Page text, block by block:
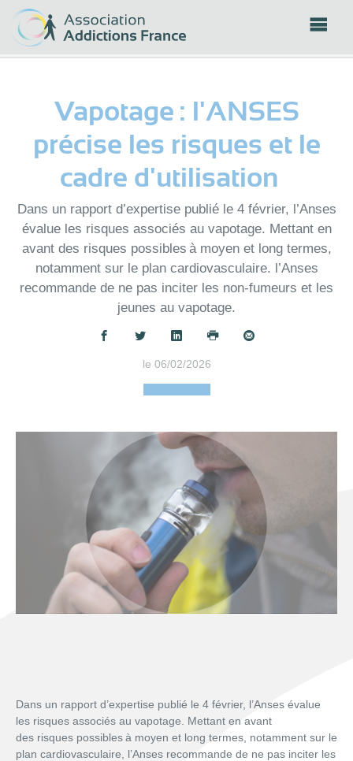
Vapotage : l'ANSES
précise les risques et le
cadre d'utilisation
Dans un rapport d’expertise publié le 4 février, l’Anses
évalue les risques associés au vapotage. Mettant en
avant des risques possibles à moyen et long termes,
notamment sur le plan cardiovasculaire. l’Anses
recommande de ne pas inciter les non-fumeurs et les
jeunes au vapotage.
Partager :
le 06/02/2026
Dans un rapport d’expertise publié le 4 février, l’Anses évalue
les risques associés au vapotage. Mettant en avant
des risques possibles à moyen et long termes, notamment sur le
plan cardiovasculaire, l’Anses recommande de ne pas inciter les
Panneau de gestion des cookies